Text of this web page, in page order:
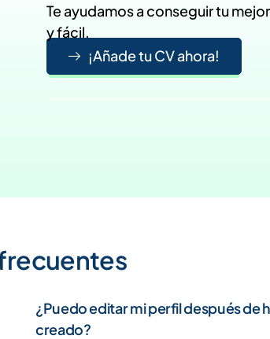
Te ayudamos a conseguir tu
y fácil.
¡Añade tu CV ahora!
¿Puedo editar mi perfil después de
creado?